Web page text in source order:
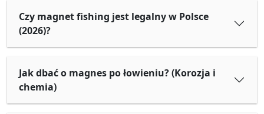
Czy magnet fishing jest legalny w Polsce
(2026)?
Jak dbać o magnes po łowieniu? (Korozja i
chemia)